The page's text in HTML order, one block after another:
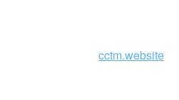
cctm.website